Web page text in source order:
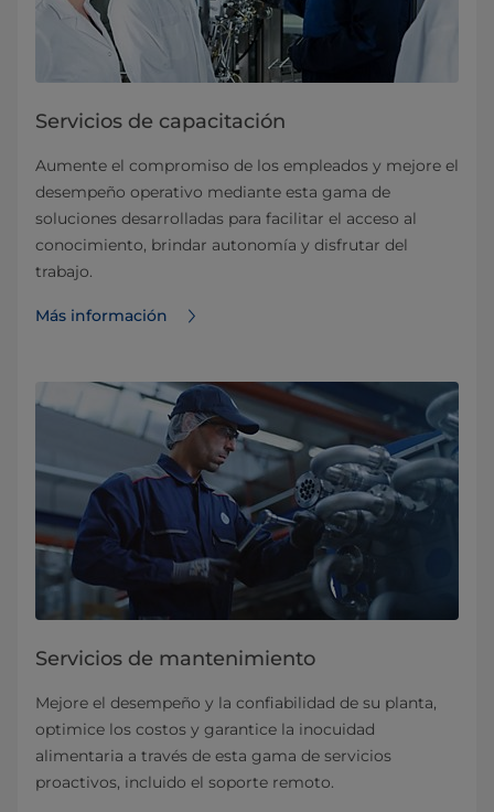
Servicios de capacitación
Aumente el compromiso de los empleados y mejore el
desempeño operativo mediante esta gama de
soluciones desarrolladas para facilitar el acceso al
conocimiento, brindar autonomía y disfrutar del
trabajo.
Más información
Servicios de mantenimiento
Mejore el desempeño y la confiabilidad de su planta,
optimice los costos y garantice la inocuidad
alimentaria a través de esta gama de servicios
proactivos, incluido el soporte remoto.